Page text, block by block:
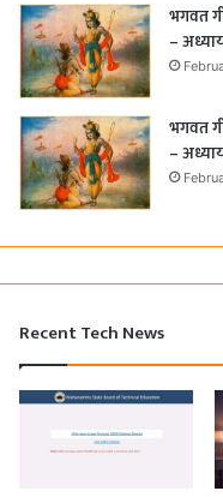
भगवत
–
भगवत
–
Recent Tech News